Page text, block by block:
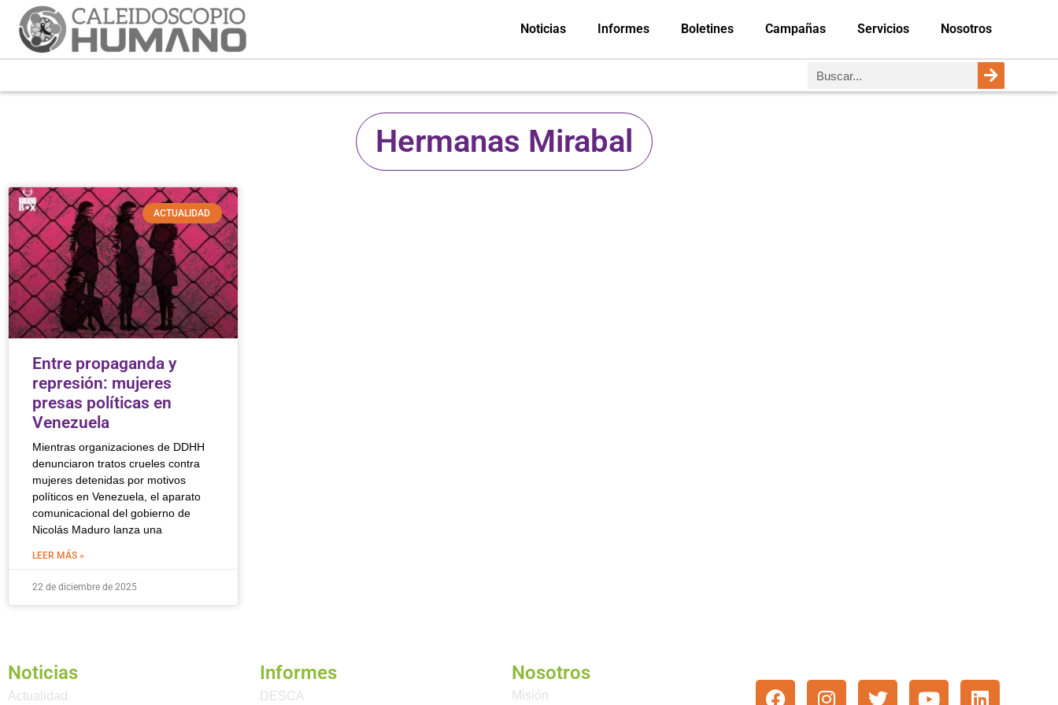
Noticias Informes Boletines Campañas Servicios Nosotros
Hermanas Mirabal
ACTUALIDAD
Entre propaganda y
represión: mujeres
presas políticas en
Venezuela
Mientras organizaciones de DDHH
denunciaron tratos crueles contra
mujeres detenidas por motivos
políticos en Venezuela, el aparato
comunicacional del gobierno de
Nicolás Maduro lanza una
LEER MÁS »
22 de diciembre de 2025
Noticias
Actualidad
Informes
DESCA
Nosotros
Misión